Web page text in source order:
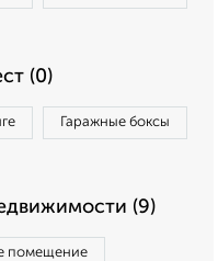
(0)
Гаражные боксы
(9)
помещение